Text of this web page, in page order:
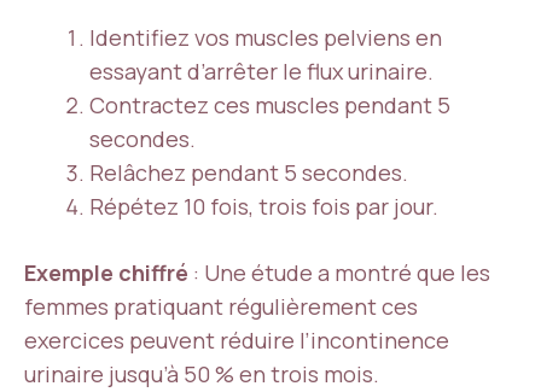
Identifiez vos muscles pelviens en
essayant d’arrêter le flux urinaire.
Contractez ces muscles pendant 5
secondes.
Relâchez pendant 5 secondes.
Répétez 10 fois, trois fois par jour.
Exemple chiffré : Une étude a montré que les
femmes pratiquant régulièrement ces
exercices peuvent réduire l’incontinence
urinaire jusqu’à 50 % en trois mois.